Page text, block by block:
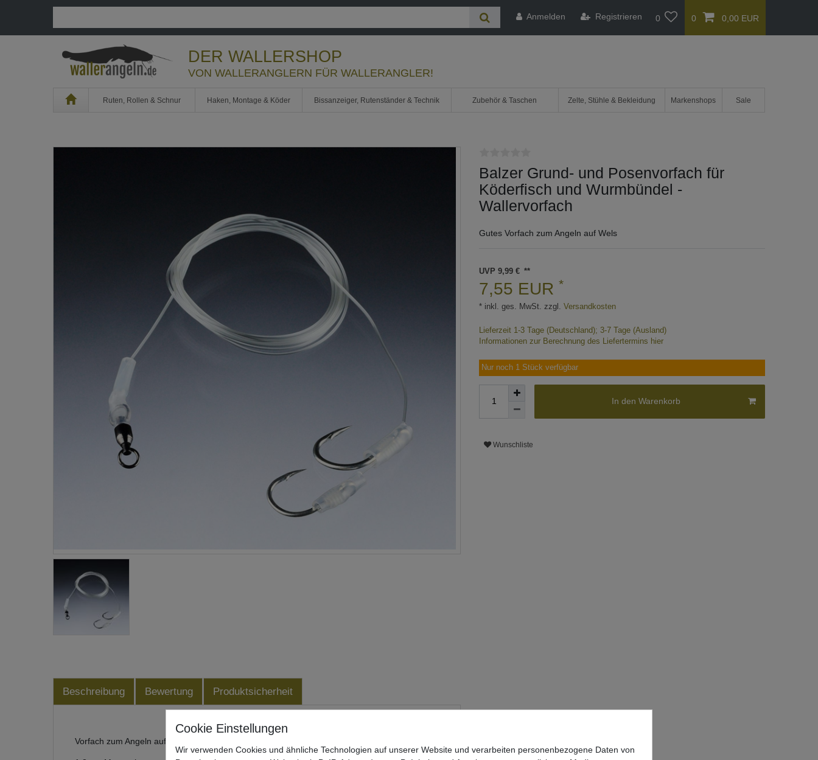
Anmelden Registrieren 0 0 0,00 EUR
DER WALLERSHOP
VON WALLERANGLERN FÜR WALLERANGLER!
Home Ruten, Rollen & Schnur Haken, Montage & Köder Bissanzeiger, Rutenständer & Technik Zubehör & Taschen Zelte, Stühle & Bekleidung Markenshops Sale
Balzer Grund- und Posenvorfach für
Köderfisch und Wurmbündel -
Wallervorfach
Gutes Vorfach zum Angeln auf Wels
UVP 9,99 €
7,55 EUR *
* inkl. ges. MwSt. zzgl. Versandkosten
Lieferzeit 1-3 Tage (Deutschland); 3-7 Tage (Ausland)
Informationen zur Berechnung des Liefertermins hier
Nur noch 1 Stück verfügbar
In den Warenkorb
Wunschliste
Beschreibung Bewertung Produktsicherheit
Vorfach zum Angeln auf Waller von Balzer
Wir verwenden Cookies und ähnliche Technologien auf unserer Website und verarbeiten personenbezogene Daten von